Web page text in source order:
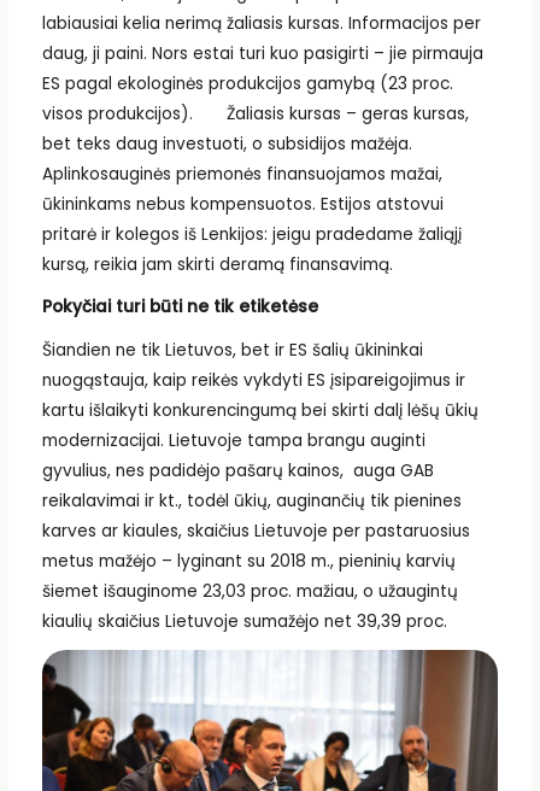
labiausiai kelia nerimą žaliasis kursas. Informacijos per
daug, ji paini. Nors estai turi kuo pasigirti – jie pirmauja
ES pagal ekologinės produkcijos gamybą (23 proc.
visos produkcijos). Žaliasis kursas – geras kursas,
bet teks daug investuoti, o subsidijos mažėja.
Aplinkosauginės priemonės finansuojamos mažai,
ūkininkams nebus kompensuotos. Estijos atstovui
pritarė ir kolegos iš Lenkijos: jeigu pradedame žaliąjį
kursą, reikia jam skirti deramą finansavimą.
Pokyčiai turi būti ne tik etiketėse
Šiandien ne tik Lietuvos, bet ir ES šalių ūkininkai
nuogąstauja, kaip reikės vykdyti ES įsipareigojimus ir
kartu išlaikyti konkurencingumą bei skirti dalį lėšų ūkių
modernizacijai. Lietuvoje tampa brangu auginti
gyvulius, nes padidėjo pašarų kainos, auga GAB
reikalavimai ir kt., todėl ūkių, auginančių tik pienines
karves ar kiaules, skaičius Lietuvoje per pastaruosius
metus mažėjo – lyginant su 2018 m., pieninių karvių
šiemet išauginome 23,03 proc. mažiau, o užaugintų
kiaulių skaičius Lietuvoje sumažėjo net 39,39 proc.